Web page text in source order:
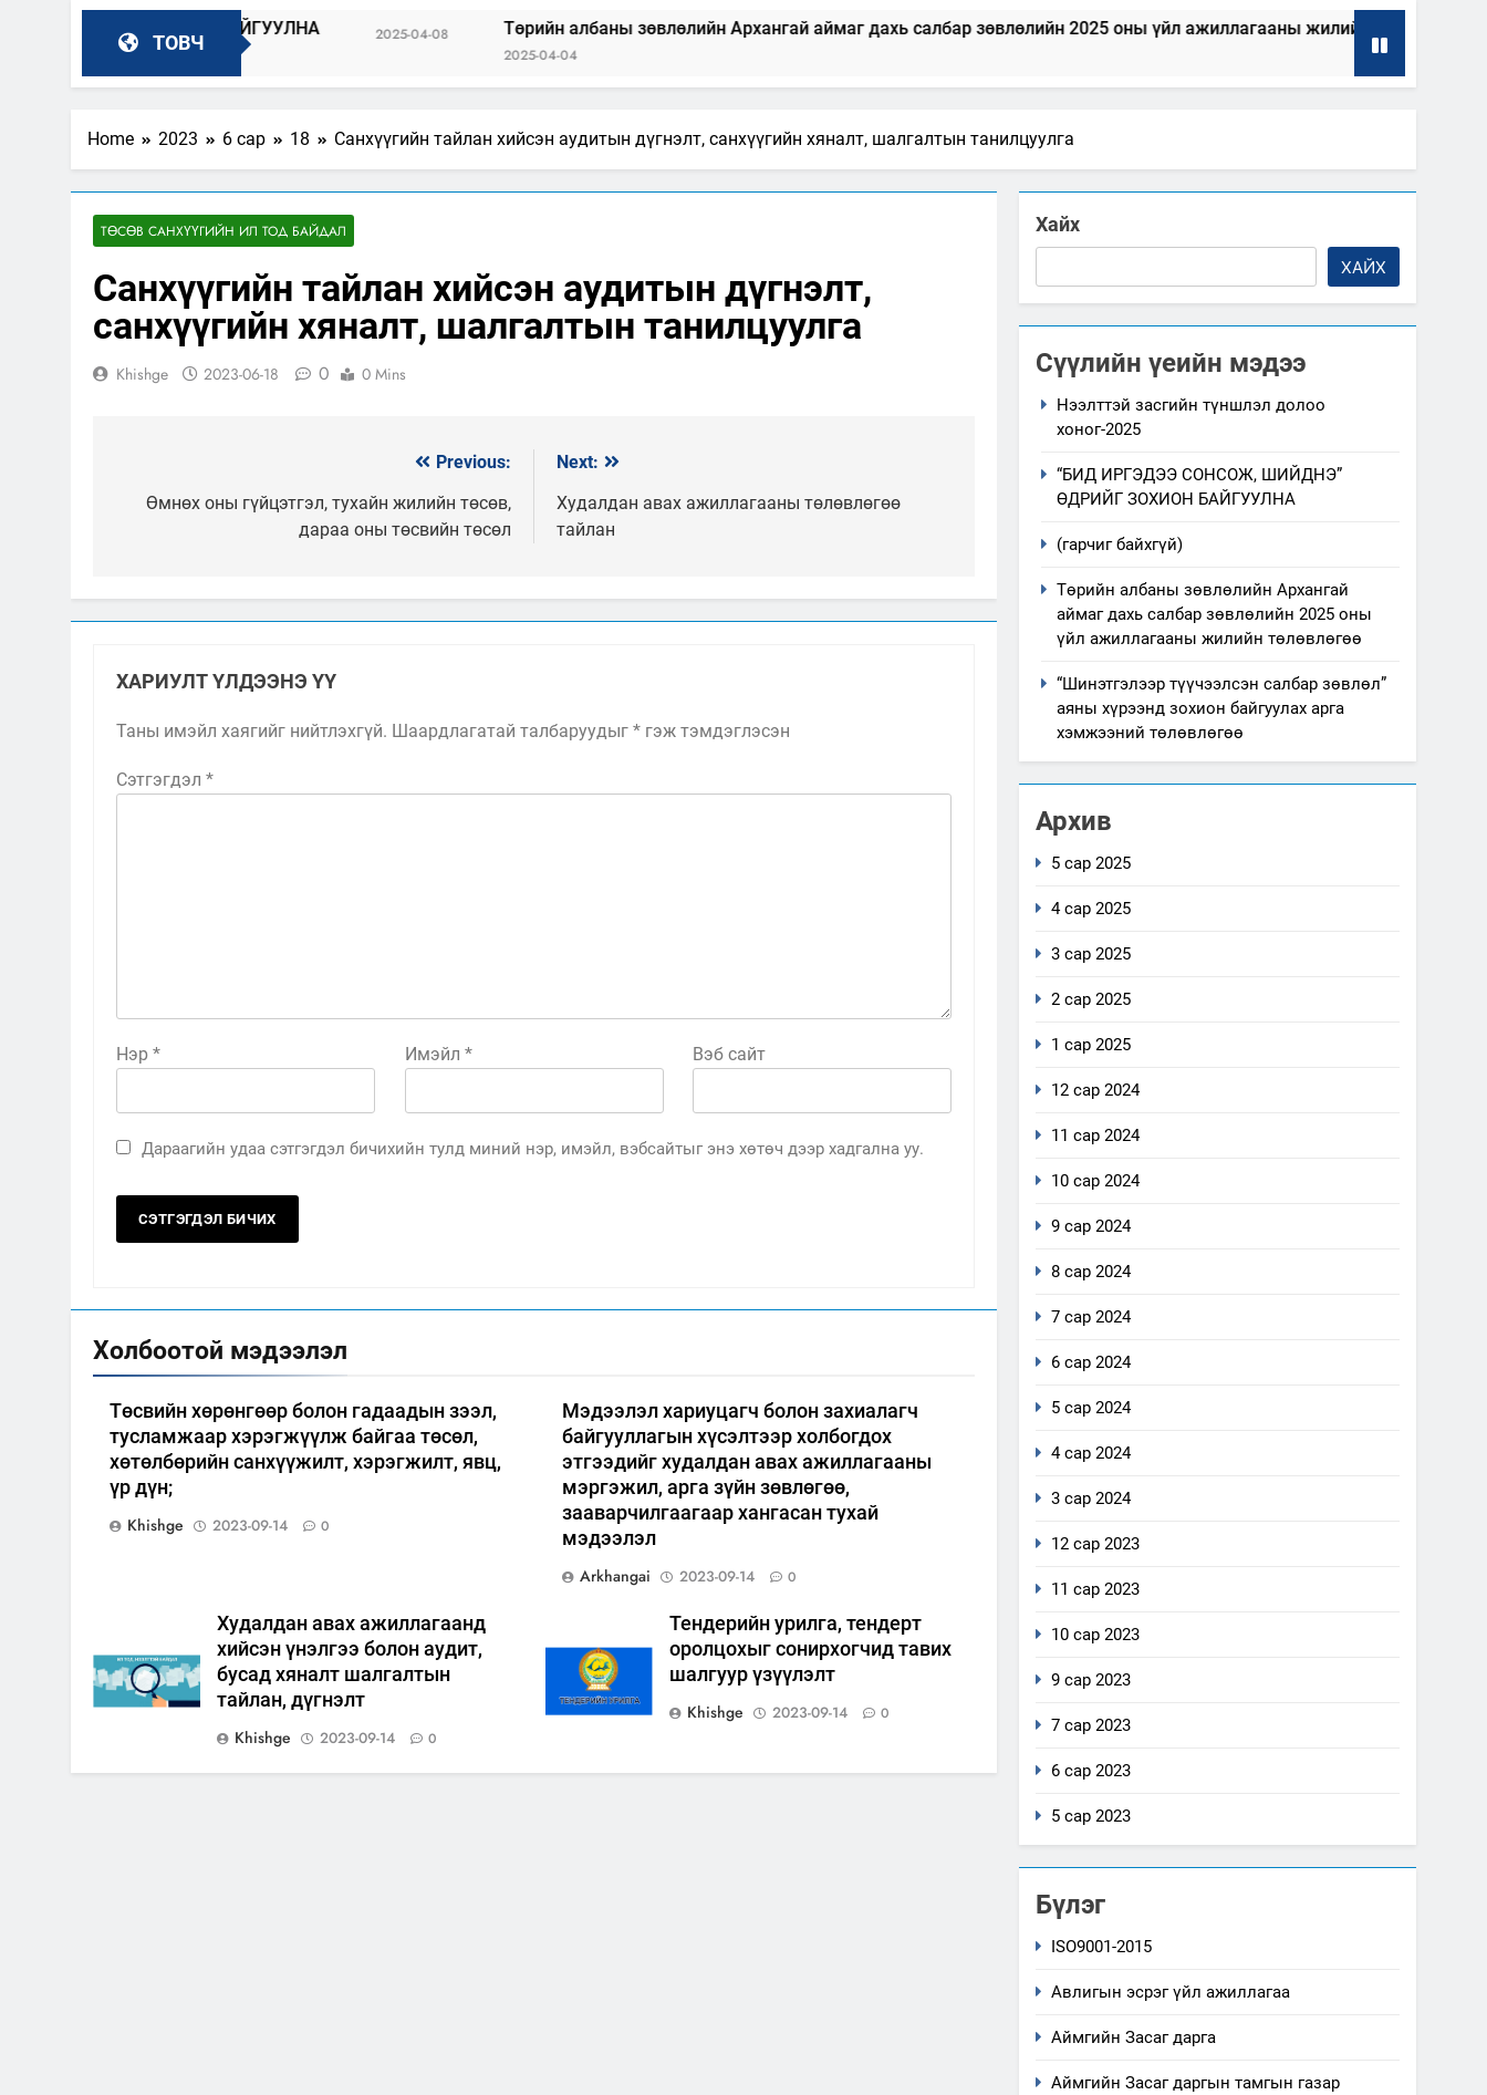
ТОВЧ
ЗОХИОН БАЙГУУЛНА 2025-04-08 Төрийн албаны зөвлөлийн Архангай аймаг дахь салбар зөвлөлийн 2025 оны үйл ажиллагааны жилийн төлөвлөгөө
Home 2023 6 сар 18 Санхүүгийн тайлан хийсэн аудитын дүгнэлт, санхүүгийн хяналт, шалгалтын танилцуулга
ТӨСӨВ САНХҮҮГИЙН ИЛ ТОД БАЙДАЛ
Санхүүгийн тайлан хийсэн аудитын дүгнэлт,
санхүүгийн хяналт, шалгалтын танилцуулга
Khishge 2023-06-18 0 0 Mins
цэс
Previous:
Өмнөх оны гүйцэтгэл, тухайн жилийн төсөв,
дараа оны төсвийн төсөл
Next:
Худалдан авах ажиллагааны төлөвлөгөө
тайлан
ХАРИУЛТ ҮЛДЭЭНЭ ҮҮ
Таны имэйл хаягийг нийтлэхгүй. Шаардлагатай талбаруудыг * гэж тэмдэглэсэн
Сэтгэгдэл *
Нэр * Имэйл * Вэб сайт
Дараагийн удаа сэтгэгдэл бичихийн тулд миний нэр, имэйл, вэбсайтыг энэ хөтөч дээр хадгална уу.
Холбоотой мэдээлэл
Төсвийн хөрөнгөөр болон гадаадын зээл,
тусламжаар хэрэгжүүлж байгаа төсөл,
хөтөлбөрийн санхүүжилт, хэрэгжилт, явц,
үр дүн;
Khishge
2023-09-14 0
Мэдээлэл хариуцагч болон захиалагч
байгууллагын хүсэлтээр холбогдох
этгээдийг худалдан авах ажиллагааны
мэргэжил, арга зүйн зөвлөгөө,
зааварчилгаагаар хангасан тухай
мэдээлэл
Arkhangai
2023-09-14 0
Худалдан авах ажиллагаанд
хийсэн үнэлгээ болон аудит,
бусад хяналт шалгалтын
тайлан, дүгнэлт
Khishge
2023-09-14 0
Тендерийн урилга, тендерт
оролцохыг сонирхогчид тавих
шалгуур үзүүлэлт
Khishge
2023-09-14 0
Хайх
ХАЙХ
Сүүлийн үеийн мэдээ
Нээлттэй засгийн түншлэл долоо
хоног-2025
“БИД ИРГЭДЭЭ СОНСОЖ, ШИЙДНЭ”
ӨДРИЙГ ЗОХИОН БАЙГУУЛНА
(гарчиг байхгүй)
Төрийн албаны зөвлөлийн Архангай
аймаг дахь салбар зөвлөлийн 2025 оны
үйл ажиллагааны жилийн төлөвлөгөө
“Шинэтгэлээр түүчээлсэн салбар зөвлөл”
аяны хүрээнд зохион байгуулах арга
хэмжээний төлөвлөгөө
Архив
5 сар 2025
4 сар 2025
3 сар 2025
2 сар 2025
1 сар 2025
12 сар 2024
11 сар 2024
10 сар 2024
9 сар 2024
8 сар 2024
7 сар 2024
6 сар 2024
5 сар 2024
4 сар 2024
3 сар 2024
12 сар 2023
11 сар 2023
10 сар 2023
9 сар 2023
7 сар 2023
6 сар 2023
5 сар 2023
Бүлэг
ISO9001-2015
Авлигын эсрэг үйл ажиллагаа
Аймгийн Засаг дарга
Аймгийн Засаг даргын тамгын газар